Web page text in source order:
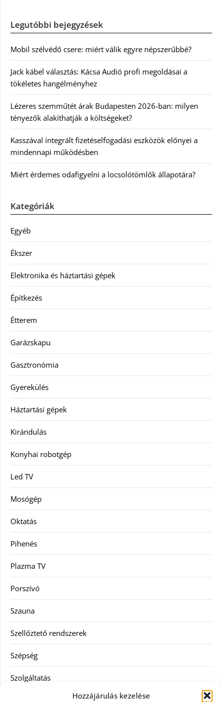
Hozzájárulás kezelése
Legutóbbi bejegyzések
Mobil szélvédő csere: miért válik egyre népszerűbbé?
Jack kábel választás: Kácsa Audió profi megoldásai a
tökéletes hangélményhez
Lézeres szemműtét árak Budapesten 2026-ban: milyen
tényezők alakíthatják a költségeket?
Kasszával integrált fizetéselfogadási eszközök előnyei a
mindennapi működésben
Miért érdemes odafigyelni a locsolótömlők állapotára?
Kategóriák
Egyéb
Ékszer
Elektronika és háztartási gépek
Építkezés
Étterem
Garázskapu
Gasztronómia
Gyerekülés
Háztartási gépek
Kirándulás
Konyhai robotgép
Led TV
Mosógép
Oktatás
Pihenés
Plazma TV
Porszívó
Szauna
Szellőztető rendszerek
Szépség
Szolgáltatás